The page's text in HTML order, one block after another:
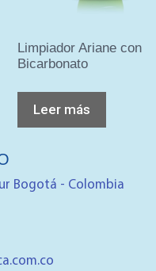
Limpiador Ariane con
Bicarbonato
Leer más
Bogotá - Colombia